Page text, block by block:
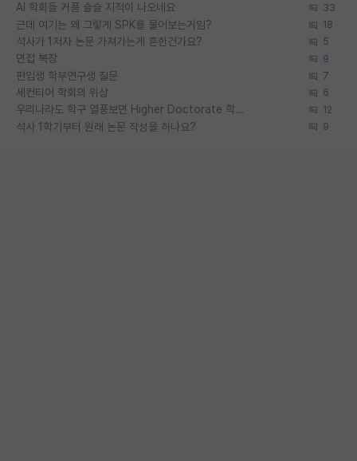
AI 학회들 거품 슬슬 지적이 나오네요 33
근데 여기는 왜 그렇게 SPK를 물어보는거임? 18
석사가 1저자 논문 가져가는게 흔한건가요? 5
면접 복장 9
편입생 학부연구생 질문 7
세컨티어 학회의 위상 6
우리나라도 학구 열풍보면 Higher Doctorate 학위가 필요하다고 봅니다. 12
석사 1학기부터 원래 논문 작성을 하나요? 9